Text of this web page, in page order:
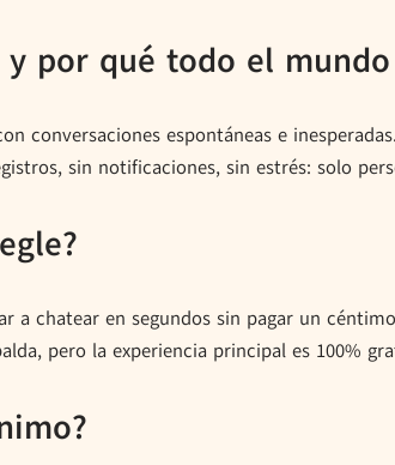
y por qué todo el
conversaciones espontáneas e
sin notificaciones, sin estrés: solo
a chatear en segundos sin pagar un
pero la experiencia principal es 100%